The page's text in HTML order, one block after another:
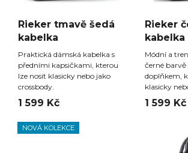
Rieker tmavě šedá
kabelka
Praktická dámská kabelka s
předními kapsičkami, kterou
lze nosit klasicky nebo jako
crossbody.
1 599 Kč
Rieker
kabelka
Módní a
černé barvě
doplňkem,
klasicky
1 599 Kč
NOVÁ KOLEKCE